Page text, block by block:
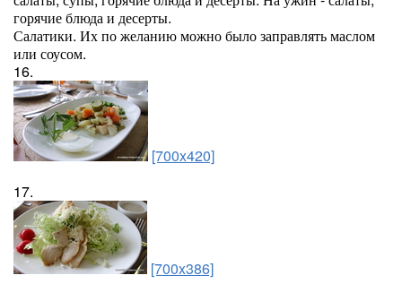
горячие блюда и десерты.
Салатики. Их по желанию можно было заправлять маслом
или соусом.
16.
[700x420]
17.
[700x386]